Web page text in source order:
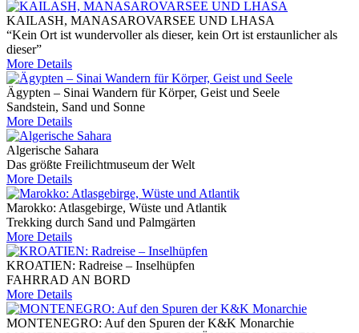
KAILASH, MANASAROVARSEE UND LHASA
“Kein Ort ist wundervoller als dieser, kein Ort ist erstaunlicher als
dieser”
More Details
Ägypten – Sinai Wandern für Körper, Geist und Seele
Sandstein, Sand und Sonne
More Details
Algerische Sahara
Das größte Freilichtmuseum der Welt
More Details
Marokko: Atlasgebirge, Wüste und Atlantik
Trekking durch Sand und Palmgärten
More Details
KROATIEN: Radreise – Inselhüpfen
FAHRRAD AN BORD
More Details
MONTENEGRO: Auf den Spuren der K&K Monarchie